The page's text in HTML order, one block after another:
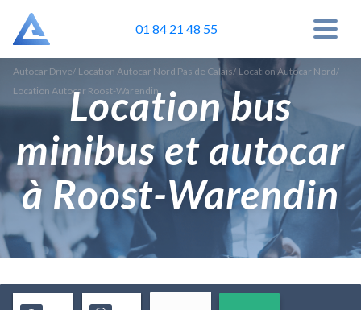
01 84 21 48 55
Autocar Drive/ Location Autocar Nord Pas de Calais/ Location Autocar Nord/
Location Autocar Roost-Warendin
Location bus
minibus et autocar
à Roost-Warendin